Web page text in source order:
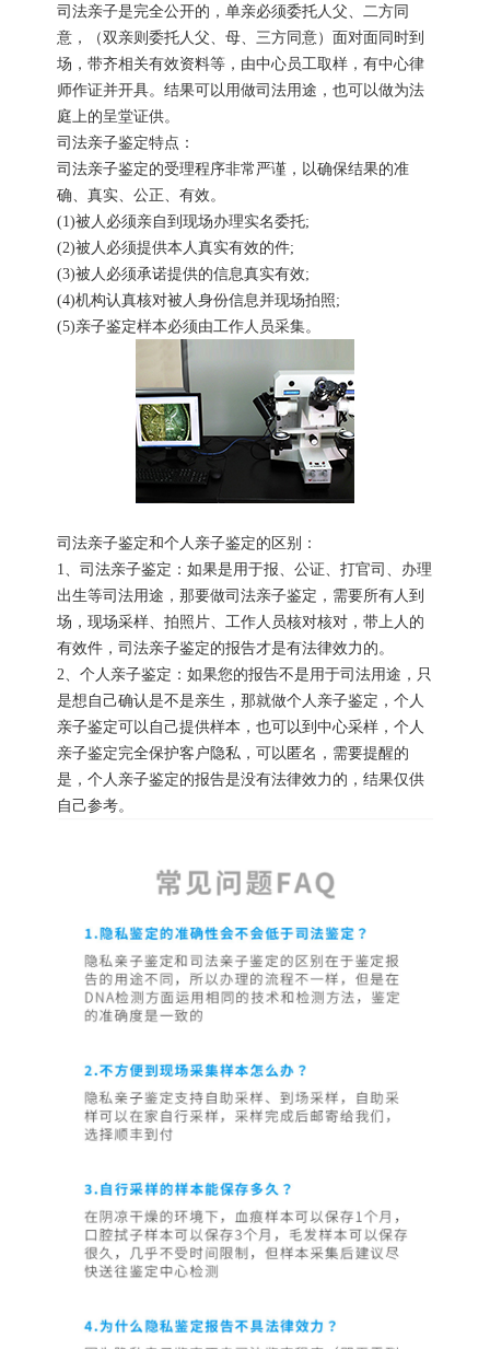
司法亲子是完全公开的，单亲必须委托人父、二方同
意，（双亲则委托人父、母、三方同意）面对面同时到
场，带齐相关有效资料等，由中心员工取样，有中心律
师作证并开具。结果可以用做司法用途，也可以做为法
庭上的呈堂证供。
司法亲子鉴定特点：
司法亲子鉴定的受理程序非常严谨，以确保结果的准
确、真实、公正、有效。
(1)被人必须亲自到现场办理实名委托;
(2)被人必须提供本人真实有效的件;
(3)被人必须承诺提供的信息真实有效;
(4)机构认真核对被人身份信息并现场拍照;
(5)亲子鉴定样本必须由工作人员采集。
司法亲子鉴定和个人亲子鉴定的区别：
1、司法亲子鉴定：如果是用于报、公证、打官司、办理
出生等司法用途，那要做司法亲子鉴定，需要所有人到
场，现场采样、拍照片、工作人员核对核对，带上人的
有效件，司法亲子鉴定的报告才是有法律效力的。
2、个人亲子鉴定：如果您的报告不是用于司法用途，只
是想自己确认是不是亲生，那就做个人亲子鉴定，个人
亲子鉴定可以自己提供样本，也可以到中心采样，个人
亲子鉴定完全保护客户隐私，可以匿名，需要提醒的
是，个人亲子鉴定的报告是没有法律效力的，结果仅供
自己参考。